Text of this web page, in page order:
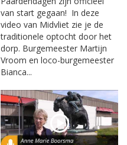
van start gegaan! In deze
video van Midvliet zie je de
traditionele optocht door het
dorp. Burgemeester Martijn
Vroom en loco-burgemeester
Bianca...